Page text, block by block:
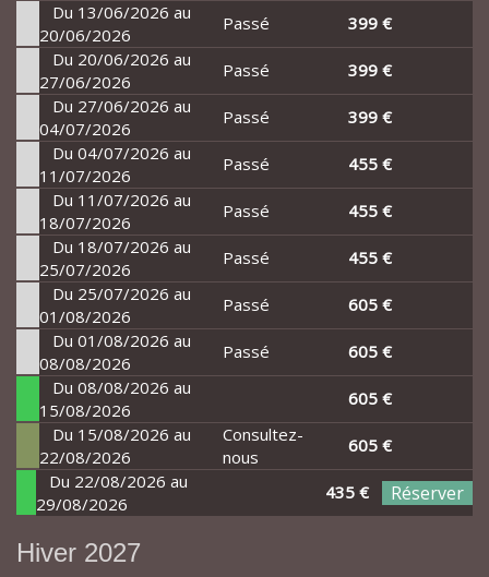
Du 13/06/2026 au
20/06/2026
Passé
399 €
Du 20/06/2026 au
27/06/2026
Passé
399 €
Du 27/06/2026 au
04/07/2026
Passé
399 €
Du 04/07/2026 au
11/07/2026
Passé
455 €
Du 11/07/2026 au
18/07/2026
Passé
455 €
Du 18/07/2026 au
25/07/2026
Passé
455 €
Du 25/07/2026 au
01/08/2026
Passé
605 €
Du 01/08/2026 au
08/08/2026
Passé
605 €
Du 08/08/2026 au
15/08/2026
605 €
Du 15/08/2026 au
22/08/2026
Consultez-
nous
605 €
Du 22/08/2026 au
29/08/2026
435 € Réserver
Hiver 2027